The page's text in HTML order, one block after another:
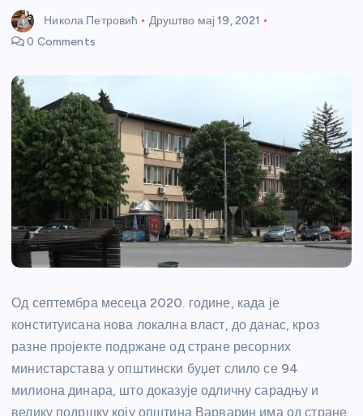
Никола Петровић Друштво мај 19, 2021
0 Comments
Од септембра месеца 2020. године, када је
конституисана нова локална власт, до данас, кроз
разне пројекте подржане од стране ресорних
министарстава у општински буџет слило се 94
милиона динара, што доказује одличну сарадњу и
велику подршку коју општина Варварин има од стране